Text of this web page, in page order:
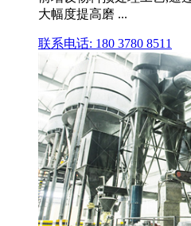
大幅度提高磨 ...
联系电话: 180 3780 8511